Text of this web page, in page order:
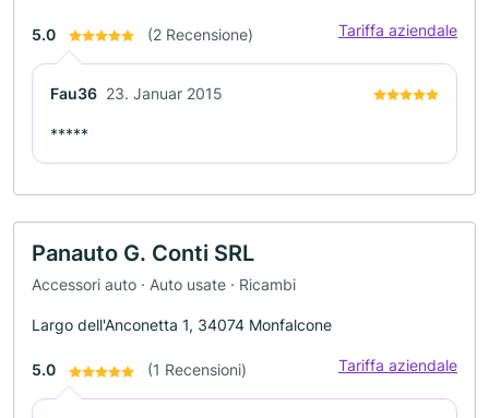
5.0 (2 Recensione) Tariffa aziendale
Fau36 23. Januar 2015
*****
Panauto G. Conti SRL
Accessori auto · Auto usate · Ricambi
Largo dell'Anconetta 1, 34074 Monfalcone
5.0 (1 Recensioni) Tariffa aziendale